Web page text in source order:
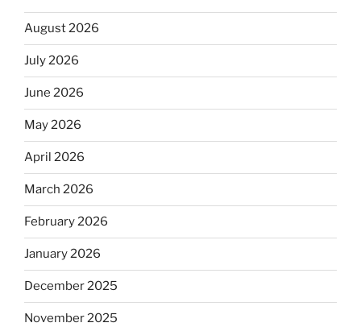
August 2026
July 2026
June 2026
May 2026
April 2026
March 2026
February 2026
January 2026
December 2025
November 2025